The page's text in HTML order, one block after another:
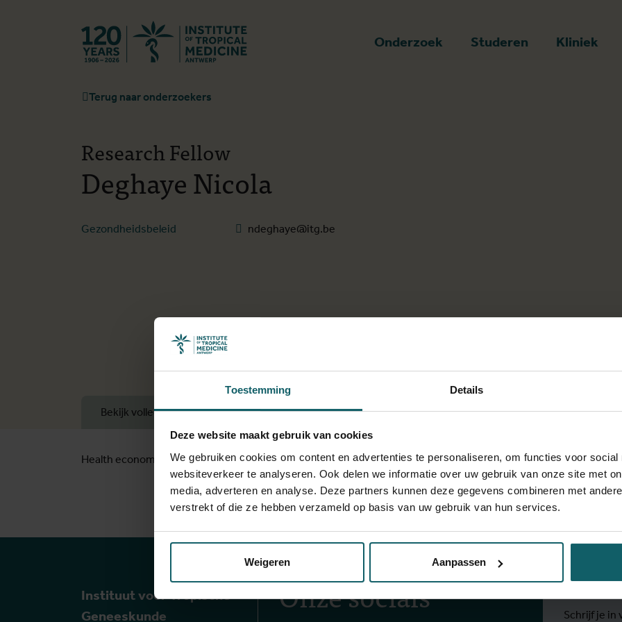
Toestemming Details
Deze website maakt gebruik van cookies
We gebruiken cookies om content en advertenties te personaliseren, om functies voor social
websiteverkeer te analyseren. Ook delen we informatie over uw gebruik van onze site met
media, adverteren en analyse. Deze partners kunnen deze gegevens combineren met
verstrekt of die ze hebben verzameld op basis van uw gebruik van hun services.
Weigeren Aanpassen
Onderzoek Studeren Kliniek
Terug naar onderzoekers
Deghaye Nicola
Research Fellow
Gezondheidsbeleid ndeghaye@itg.be
Bekijk volledige lijst van publicaties View full fingerprint Bekijk volledige lijst met
Health economics; quantitative analysis; tracking of health funding; cost-effectiveness analysis
Instituut voor Tropische
Geneeskunde
Onze socials
Blijf
Schrijf je in